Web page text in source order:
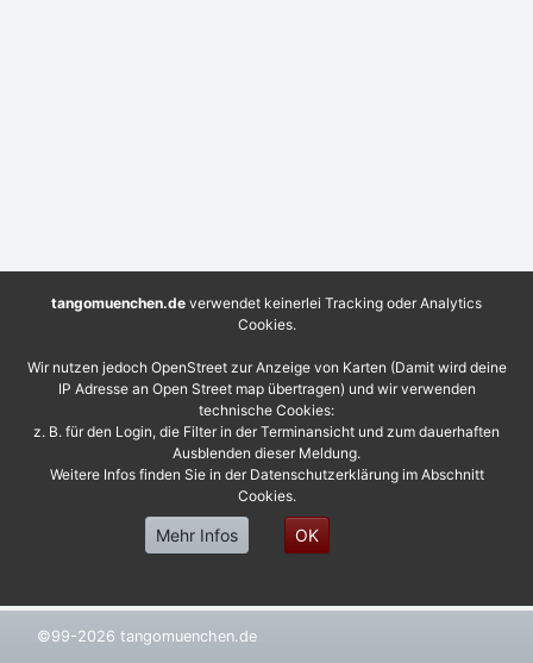
©99-2026 tangomuenchen.de
tangomuenchen.de verwendet keinerlei Tracking oder Analytics
Cookies.
Wir nutzen jedoch OpenStreet zur Anzeige von Karten (Damit wird deine
IP Adresse an Open Street map übertragen) und wir verwenden
technische Cookies:
z. B. für den Login, die Filter in der Terminansicht und zum dauerhaften
Ausblenden dieser Meldung.
Weitere Infos finden Sie in der Datenschutzerklärung im Abschnitt
Cookies.
Mehr Infos OK